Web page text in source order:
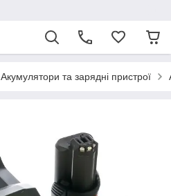
Акумулятори та зарядні пристрої